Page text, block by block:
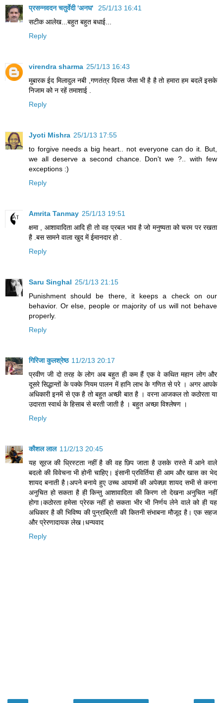
प्रसन्नवदन चतुर्वेदी 'अनघ'
25/1/13 16:41
सटीक आलेख...बहुत बहुत बधाई...
Reply
virendra sharma 25/1/13 16:43
मुबारक ईद मिलादुल नबी ,गणतंत्र दिवस जैसा भी है है तो हमारा हम बदलें इसके
निजाम को न रहें तमाशाई .
Reply
Jyoti Mishra 25/1/13 17:55
to forgive needs a big heart.. not everyone can do it. But,
we all deserve a second chance. Don't we ?.. with few
exceptions :)
Reply
Amrita Tanmay 25/1/13 19:51
क्षमा , आशावादिता आदि ही तो वह प्रबल भाव है जो मनुष्यता को चरम पर रखता
है .बस सामने वाला खुद में ईमानदार हो .
Reply
Saru Singhal 25/1/13 21:15
Punishment should be there, it keeps a check on our
behavior. Or else, people or majority of us will not behave
properly.
Reply
गिरिजा कुलश्रेष्ठ 11/2/13 20:17
प्रवीण जी दो तरह के लोग अब बहुत ही कम हैं एक वे कथित महान लोग और
दूसरे सिद्धान्तों के पक्के नियम पालन में हानि लाभ के गणित से परे । अगर आपके
अधिकारी इनमें से एक है तो बहुत अच्छी बात है । वरना आजकल तो कठोरता या
उदारता स्वार्थ के हिसाब से बरती जाती है । बहुत अच्छा विश्लेषण ।
Reply
कौशल लाल 11/2/13 20:45
यह सूरज की ध्रिस्टता नहीं है की वह छिप जाता है उसके रास्ते में आने वाले
बदलो की विवेचना भी होनी चाहिए। इंसानी प्रविर्तिया ही आम और खास का भेद
शायद बनाती है।अपने बनाये हुए उच्च आयामों की अपेक्छा शायद सभी से करना
अनुचित हो सकता है ही किन्तु आशावादिता की किरण तो देखना अनुचित नहीं
होगा।कठोरता हमेसा प्रेरक नहीं हो सकता भीर भी निर्णय लेने वाले को ही यह
अधिकार है की भिविष्य की पुन्राब्रिती की कितनी संभाबना मौजूद है। एक सहज
और प्रेरणादायक लेख।धन्यवाद
Reply